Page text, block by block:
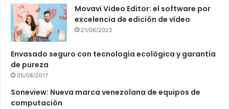
Movavi Video Editor: el software por
excelencia de edición de vídeo
21/06/2022
Envasado seguro con tecnología ecológica y garantía
de pureza
05/08/2017
Soneview: Nueva marca venezolana de equipos de
computación